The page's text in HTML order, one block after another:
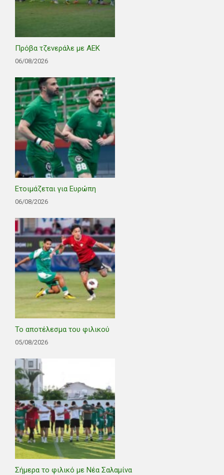
Πρόβα τζενεράλε με ΑΕΚ
06/08/2026
Ετοιμάζεται για Ευρώπη
06/08/2026
Το αποτέλεσμα του φιλικού
05/08/2026
Σήμερα το φιλικό με Νέα Σαλαμίνα